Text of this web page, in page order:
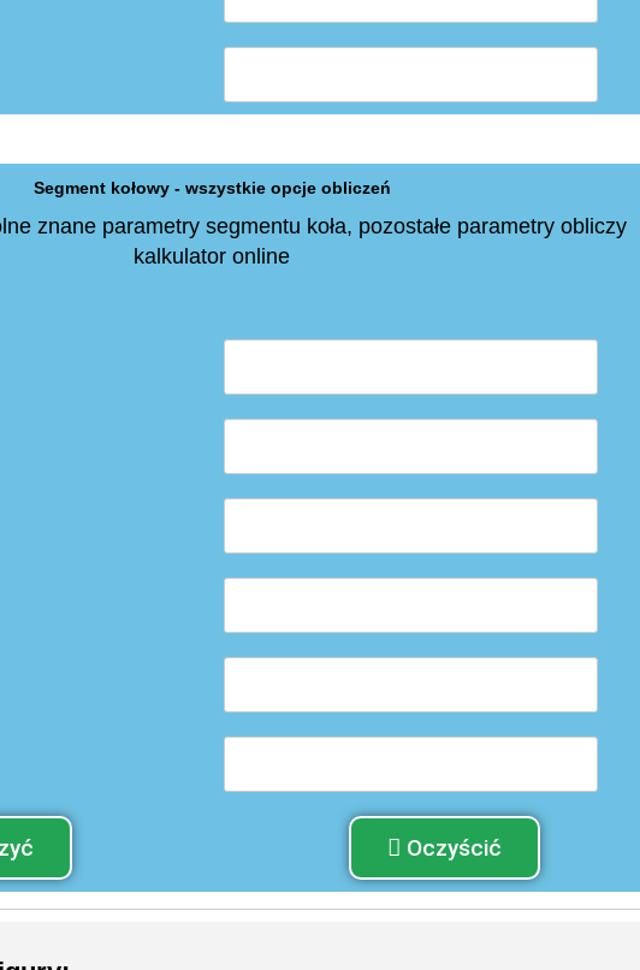
Segment kołowy - wszystkie opcje obliczeń
znane parametry segmentu koła, pozostałe parametry obliczy
kalkulator online
Oczyścić